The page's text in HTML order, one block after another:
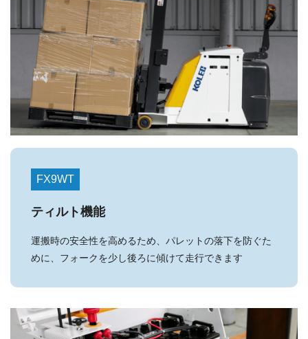
FX9WT
ティルト機能
運搬時の安全性を高めるため、パレットの落下を防ぐた
めに、フォークを少し後ろに傾けて走行できます